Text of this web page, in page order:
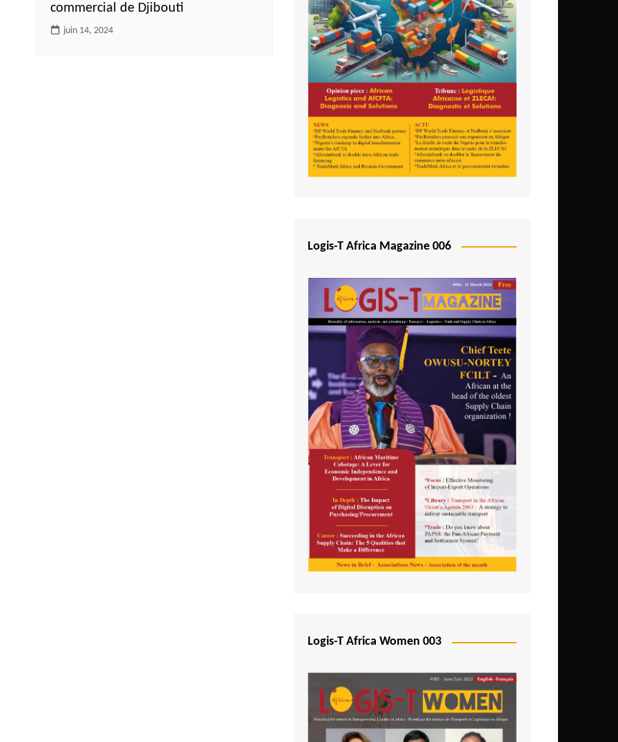
commercial de Djibouti
juin 14, 2024
Logis-T Africa Magazine 006
Logis-T Africa Women 003